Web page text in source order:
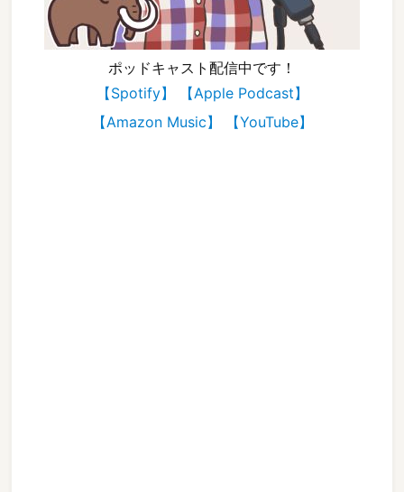
ポッドキャスト配信中です！
【Spotify】
【Apple Podcast】
【Amazon Music】
【YouTube】